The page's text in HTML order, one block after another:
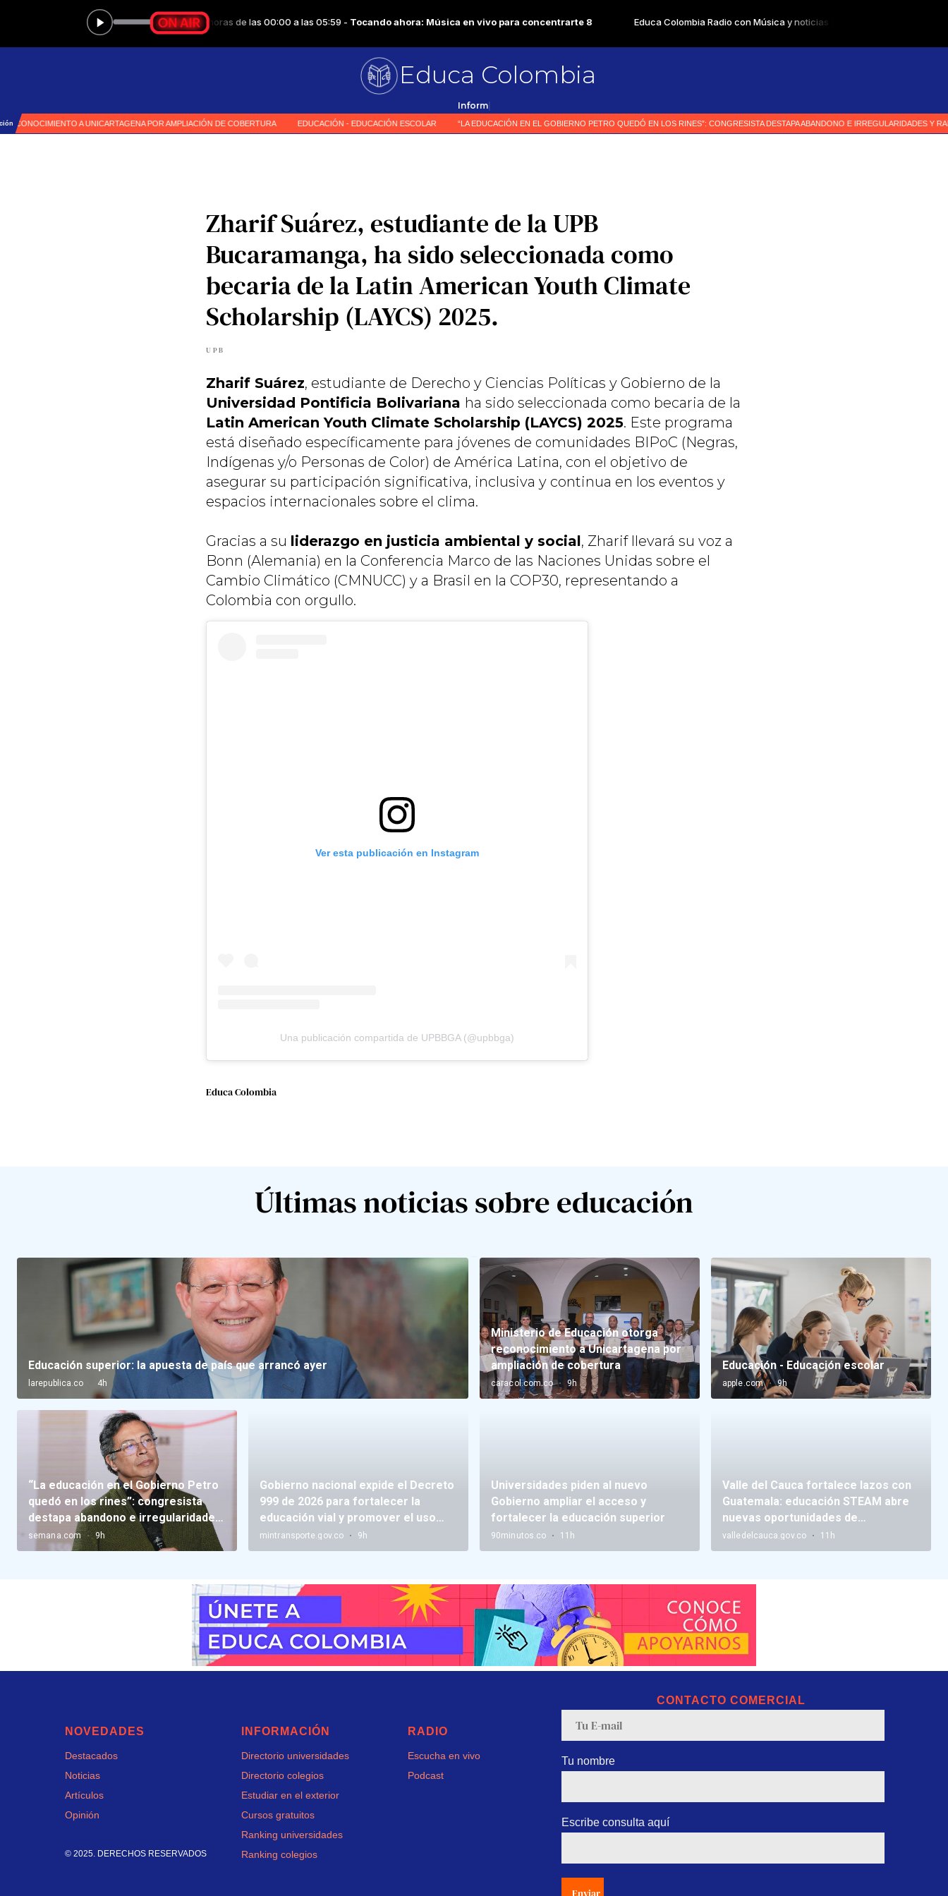
Educa Colombia
|
Zharif Suárez, estudiante de la UPB
Bucaramanga, ha sido seleccionada como
becaria de la Latin American Youth Climate
Scholarship (LAYCS) 2025.
UPB
Zharif Suárez, estudiante de Derecho y Ciencias Políticas y Gobierno de la
Universidad Pontificia Bolivariana ha sido seleccionada como becaria de la
Latin American Youth Climate Scholarship (LAYCS) 2025. Este programa
está diseñado específicamente para jóvenes de comunidades BIPoC (Negras,
Indígenas y/o Personas de Color) de América Latina, con el objetivo de
asegurar su participación significativa, inclusiva y continua en los eventos y
espacios internacionales sobre el clima.
Gracias a su liderazgo en justicia ambiental y social, Zharif llevará su voz a
Bonn (Alemania) en la Conferencia Marco de las Naciones Unidas sobre el
Cambio Climático (CMNUCC) y a Brasil en la COP30, representando a
Colombia con orgullo.
Ver esta publicación en Instagram
Una publicación compartida de UPBBGA (@upbbga)
Educa Colombia
Últimas noticias sobre educación
NOVEDADES
Destacados
Noticias
Artículos
Opinión
INFORMACIÓN
Directorio universidades
Directorio colegios
Estudiar en el exterior
Cursos gratuitos
Ranking universidades
Ranking colegios
RADIO
Escucha en vivo
Podcast
© 2025. DERECHOS RESERVADOS
Tu nombre
Escribe consulta aquí
Enviar
CONTACTO COMERCIAL